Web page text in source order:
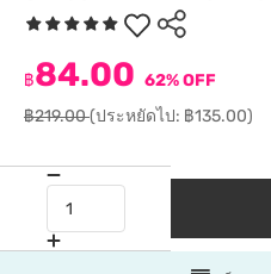
฿84.00 62% OFF
฿219.00(ประหยัดไป: ฿135.00)